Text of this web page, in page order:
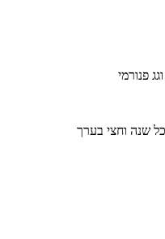
פנורמי
שנה וחצי בערך